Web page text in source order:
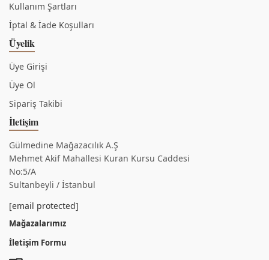
Kullanım Şartları
İptal & İade Koşulları
Üyelik
Üye Girişi
Üye Ol
Sipariş Takibi
İletişim
Gülmedine Mağazacılık A.Ş
Mehmet Akif Mahallesi Kuran Kursu Caddesi
No:5/A
Sultanbeyli / İstanbul
[email protected]
Mağazalarımız
İletişim Formu